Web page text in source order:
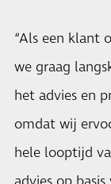
“Als een klant
we graag
het advies en
omdat wij
hele looptijd